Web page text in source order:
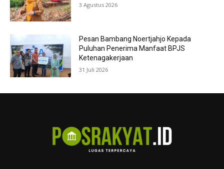
3 Agustus 2026
Pesan Bambang Noertjahjo Kepada
Puluhan Penerima Manfaat BPJS
Ketenagakerjaan
31 Juli 2026